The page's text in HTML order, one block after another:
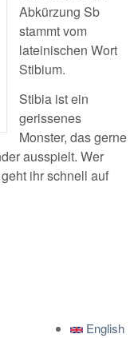
Abkürzung Sb
stammt vom
lateinischen Wort
Stibium.
Stibia ist ein
gerissenes
Monster, das gerne
ausspielt. Wer
ihr schnell auf
English